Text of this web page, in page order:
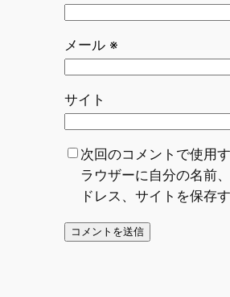
メール ※
サイト
次回のコメントで使用
ラウザーに自分の名前
ドレス、サイトを保存す